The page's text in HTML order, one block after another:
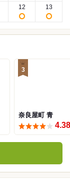
12 13
3
奈良屋町 青
4.38